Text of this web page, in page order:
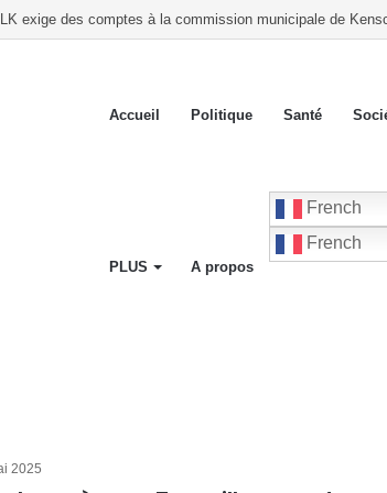
mais où siégeront les futurs parlementaires ?
Accueil Politique Santé
PLUS A propos
French
French
2025